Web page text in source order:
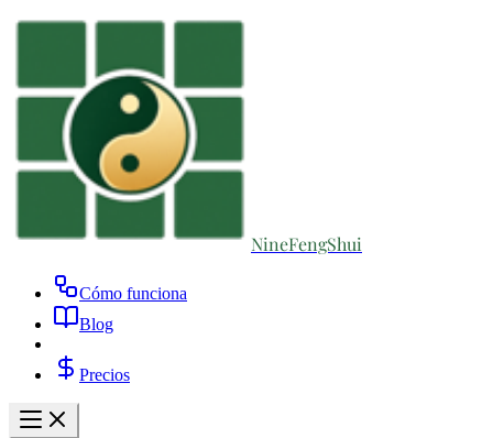
NineFengShui
Cómo funciona
Blog
Precios